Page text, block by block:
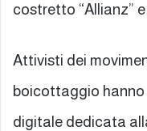
costretto “Allianz”
Attivisti dei
boicottaggio
digitale dedicata